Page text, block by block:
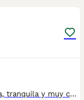
El Bichón Maltés es una raza pequeña, tranquila y muy cariñosa, perfecta para aquellos que disfrutan de la tranquilidad y el cariño 🤎🐶. A parte son perfectos para las personas con alergia a los perros dado que no echan nada de pelo. ¡¡¡Ahora tenemos varios cachorros tanto hembras como machos listos para entregar!!! Se entregan con 2️⃣ meses de edad junto con: 2️⃣ Vacunas 🪪 Microchip ✈️ Pasaporte Veterinario Oficial 2️⃣ Desparasitaciones En el contrato de compraventa se especifican las garantías sanitarias 📑🏥. En Centro Canino Cauca nuestra prioridad es la cría responsable para una salud excelente tanto para las madres como para los cachorros, más de 20 años de experiencia nos avalan con clientes satisfechos por toda España 🇪🇸. Nuestra página web: https://centrocauca.es/ ¡CONTÁCTANOS! 🫵🐶. 638009917 📞.